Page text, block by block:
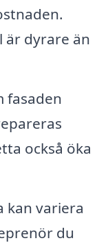
är dyrare än
fasaden
också öka
kan variera
du